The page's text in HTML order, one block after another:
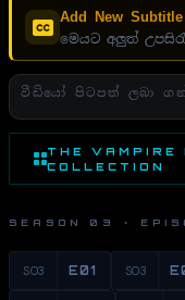
Add New Subtitle
මෙයට අලුත්
වීඩියෝ පිටපත් ලබා ගන්න
THE VAMPIRE
COLLECTION
SEASON 03 ·
S03 E01 S03